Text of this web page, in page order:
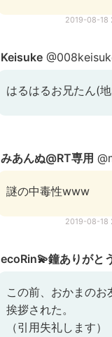
2019-08-18
Keisuke
はるはるお兄たん(
みあんぬ@RT専用
謎の中毒性www
2019-08-18
ecoRin💫鐘ありがと
この前、おかまの
挨拶された。
（引用失礼します）